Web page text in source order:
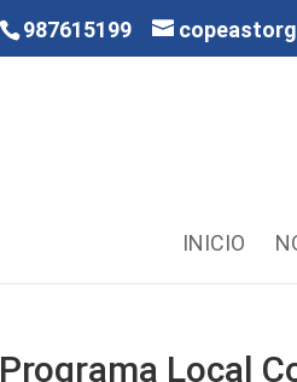
987615199
INICIO
Programa Local